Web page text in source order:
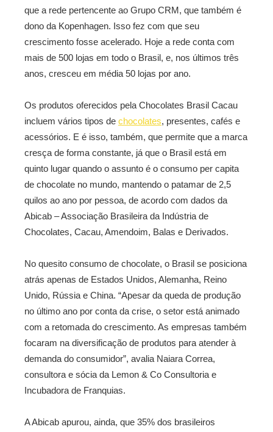
que a rede pertencente ao Grupo CRM, que também é
dono da Kopenhagen. Isso fez com que seu
crescimento fosse acelerado. Hoje a rede conta com
mais de 500 lojas em todo o Brasil, e, nos últimos três
anos, cresceu em média 50 lojas por ano.
Os produtos oferecidos pela Chocolates Brasil Cacau
incluem vários tipos de chocolates, presentes, cafés e
acessórios. E é isso, também, que permite que a marca
cresça de forma constante, já que o Brasil está em
quinto lugar quando o assunto é o consumo per capita
de chocolate no mundo, mantendo o patamar de 2,5
quilos ao ano por pessoa, de acordo com dados da
Abicab – Associação Brasileira da Indústria de
Chocolates, Cacau, Amendoim, Balas e Derivados.
No quesito consumo de chocolate, o Brasil se posiciona
atrás apenas de Estados Unidos, Alemanha, Reino
Unido, Rússia e China. “Apesar da queda de produção
no último ano por conta da crise, o setor está animado
com a retomada do crescimento. As empresas também
focaram na diversificação de produtos para atender à
demanda do consumidor”, avalia Naiara Correa,
consultora e sócia da Lemon & Co Consultoria e
Incubadora de Franquias.
A Abicab apurou, ainda, que 35% dos brasileiros